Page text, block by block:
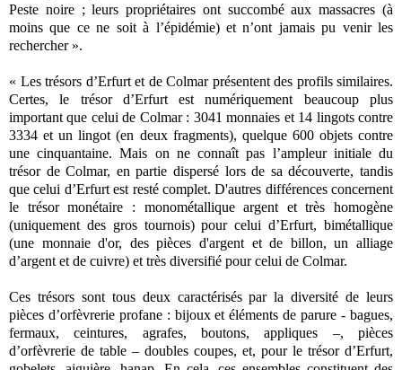
Peste noire ; leurs propriétaires ont succombé aux massacres (à
moins que ce ne soit à l’épidémie) et n’ont jamais pu venir les
rechercher ».
« Les trésors d’Erfurt et de Colmar présentent des profils similaires.
Certes, le trésor d’Erfurt est numériquement beaucoup plus
important que celui de Colmar : 3041 monnaies et 14 lingots contre
3334 et un lingot (en deux fragments), quelque 600 objets contre
une cinquantaine. Mais on ne connaît pas l’ampleur initiale du
trésor de Colmar, en partie dispersé lors de sa découverte, tandis
que celui d’Erfurt est resté complet. D'autres différences concernent
le trésor monétaire : monométallique argent et très homogène
(uniquement des gros tournois) pour celui d’Erfurt, bimétallique
(une monnaie d'or, des pièces d'argent et de billon, un alliage
d’argent et de cuivre) et très diversifié pour celui de Colmar.
Ces trésors sont tous deux caractérisés par la diversité de leurs
pièces d’orfèvrerie profane : bijoux et éléments de parure - bagues,
fermaux, ceintures, agrafes, boutons, appliques –, pièces
d’orfèvrerie de table – doubles coupes, et, pour le trésor d’Erfurt,